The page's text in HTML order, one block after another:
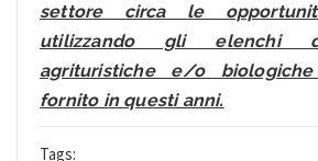
settore circa le
utilizzando gli elenchi
agrituristiche e/o
fornito in questi anni.
Tags: